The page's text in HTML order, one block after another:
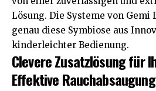
Lösung. Die Systeme von Gemi
genau diese Symbiose aus
kinderleichter Bedienung.
Clevere Zusatzlösung für
Effektive